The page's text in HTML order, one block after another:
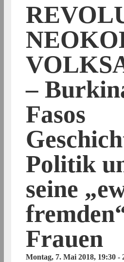
–
Fasos
Politik
seine
Frauen
Montag, 7. Mai 2018, 19:30 -